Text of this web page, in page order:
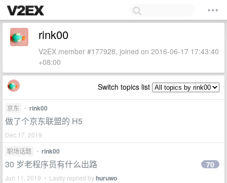
rink00
V2EX member #177928, joined on 2016-06-17 17:43:40
+08:00
Switch topics list
京东 • rink00
做了个京东联盟的 H5
Dec 17, 2019
职场话题
• rink00
30 岁老程序员有什么出路
Jun 11, 2019 • Lastly replied byhuruwo
70